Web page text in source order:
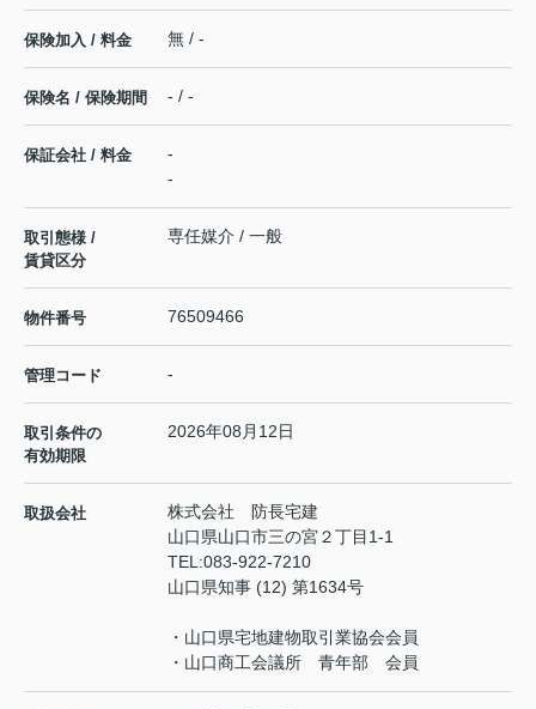
保険加入 / 料金 無 / -
保険名 / 保険期間 - / -
保証会社 / 料金
-
-
取引態様 /
賃貸区分
専任媒介 / 一般
物件番号 76509466
管理コード -
取引条件の
有効期限
2026年08月12日
取扱会社
株式会社 防長宅建
山口県山口市三の宮２丁目1-1
TEL:083-922-7210
山口県知事 (12) 第1634号
・山口県宅地建物取引業協会会員
・山口商工会議所 青年部 会員